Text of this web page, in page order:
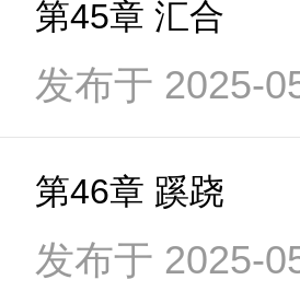
第45章 汇合
发布于 2025-
第46章 蹊跷
发布于 2025-